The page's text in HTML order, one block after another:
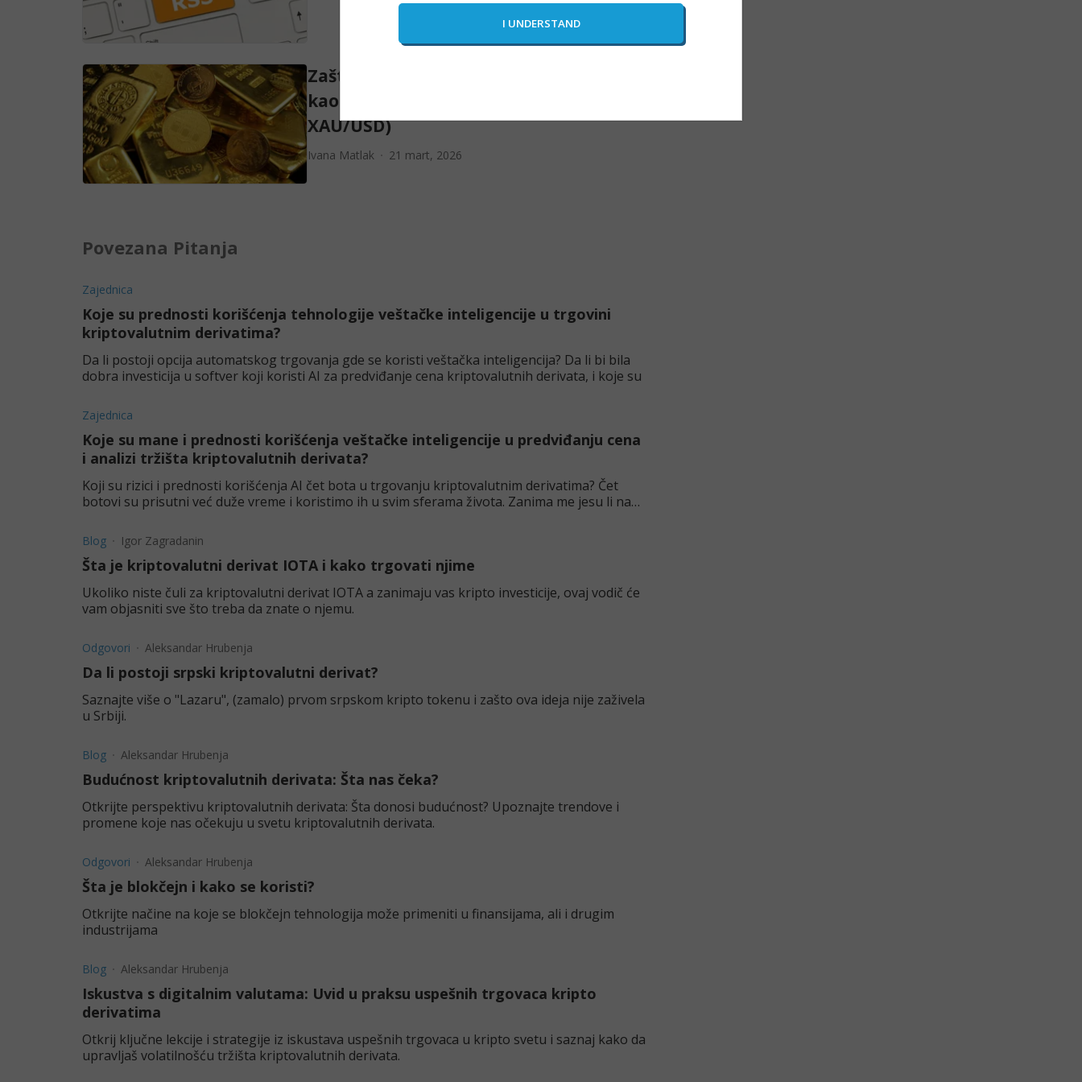
Zašto centralne banke kupuju zlato
kao nikada pre (i šta to znači za
XAU/USD)
Ivana Matlak 21 mart, 2026
Povezana Pitanja
Zajednica
Koje su prednosti korišćenja tehnologije veštačke inteligencije u trgovini
kriptovalutnim derivatima?
Da li postoji opcija automatskog trgovanja gde se koristi veštačka inteligencija? Da li bi bila
dobra investicija u softver koji koristi AI za predviđanje cena kriptovalutnih derivata, i koje su
Zajednica
Koje su mane i prednosti korišćenja veštačke inteligencije u predviđanju cena
i analizi tržišta kriptovalutnih derivata?
Koji su rizici i prednosti korišćenja AI čet bota u trgovanju kriptovalutnim derivatima? Čet
botovi su prisutni već duže vreme i koristimo ih u svim sferama života. Zanima me jesu li našli
Blog Igor Zagradanin
Šta je kriptovalutni derivat IOTA i kako trgovati njime
Ukoliko niste čuli za kriptovalutni derivat IOTA a zanimaju vas kripto investicije, ovaj vodič će
vam objasniti sve što treba da znate o njemu.
Odgovori Aleksandar Hrubenja
Da li postoji srpski kriptovalutni derivat?
Saznajte više o "Lazaru", (zamalo) prvom srpskom kripto tokenu i zašto ova ideja nije zaživela
u Srbiji.
Blog Aleksandar Hrubenja
Budućnost kriptovalutnih derivata: Šta nas čeka?
Otkrijte perspektivu kriptovalutnih derivata: Šta donosi budućnost? Upoznajte trendove i
promene koje nas očekuju u svetu kriptovalutnih derivata.
Odgovori Aleksandar Hrubenja
Šta je blokčejn i kako se koristi?
Otkrijte načine na koje se blokčejn tehnologija može primeniti u finansijama, ali i drugim
industrijama
Blog Aleksandar Hrubenja
Iskustva s digitalnim valutama: Uvid u praksu uspešnih trgovaca kripto
derivatima
Otkrij ključne lekcije i strategije iz iskustava uspešnih trgovaca u kripto svetu i saznaj kako da
upravljaš volatilnošću tržišta kriptovalutnih derivata.